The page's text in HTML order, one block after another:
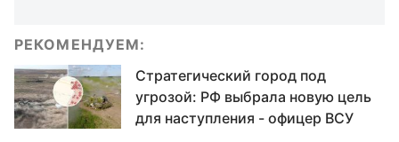
РЕКОМЕНДУЕМ:
Стратегический город под
угрозой: РФ выбрала новую цель
для наступления - офицер ВСУ